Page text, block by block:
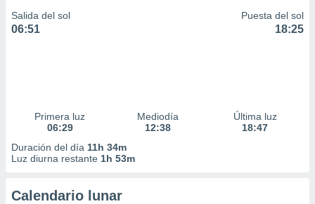
Salida del sol
06:51
Puesta del sol
18:25
Primera luz
06:29
Mediodía
12:38
Última luz
18:47
Duración del día 11h 34m
Luz diurna restante 1h 53m
Calendario lunar